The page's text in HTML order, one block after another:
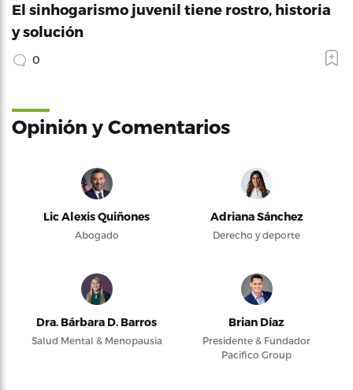
El sinhogarismo juvenil tiene rostro, historia
y solución
0
Opinión y Comentarios
Lic Alexis Quiñones
Abogado
Adriana Sánchez
Derecho y deporte
Dra. Bárbara D. Barros
Salud Mental & Menopausia
Brian Díaz
Presidente & Fundador
Pacifico Group